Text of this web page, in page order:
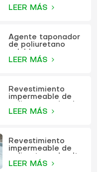
de aceite KEZU
LEER MÁS
Agente taponador
de poliuretano
KEZU
LEER MÁS
Revestimiento
impermeable de
elasticidad
LEER MÁS
Revestimiento
impermeable de
elasticidad
LEER MÁS